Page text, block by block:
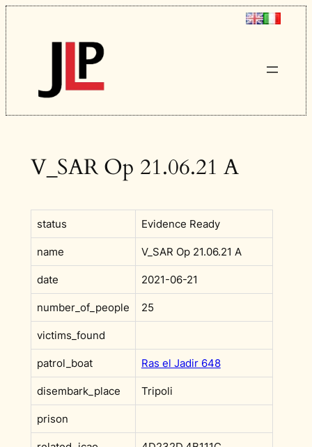
Vai
al
contenuto
V_SAR Op 21.06.21 A
status Evidence Ready
name V_SAR Op 21.06.21 A
date 2021-06-21
number_of_people 25
victims_found
patrol_boat Ras el Jadir 648
disembark_place Tripoli
prison